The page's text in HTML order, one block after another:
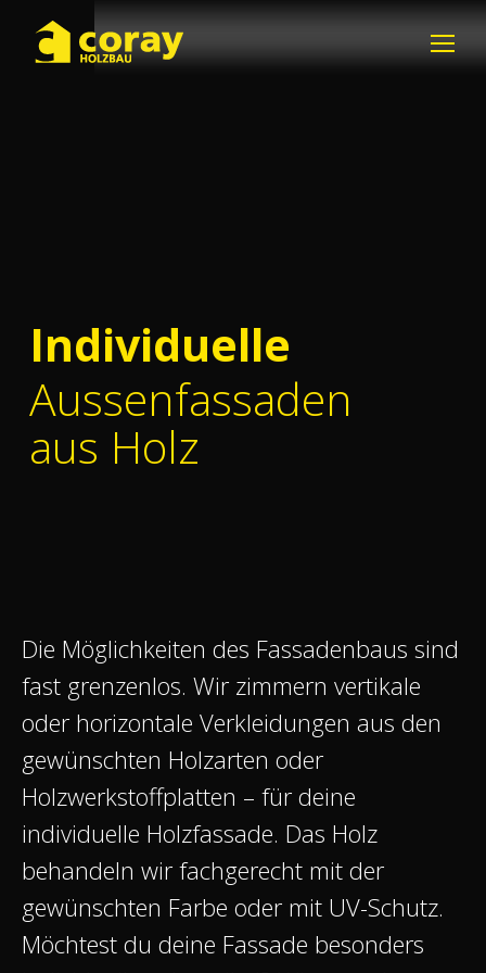
Individuelle
Aussenfassaden
aus Holz
Die Möglichkeiten des Fassadenbaus sind
fast grenzenlos. Wir zimmern vertikale
oder horizontale Verkleidungen aus den
gewünschten Holzarten oder
Holzwerkstoffplatten – für deine
individuelle Holzfassade. Das Holz
behandeln wir fachgerecht mit der
gewünschten Farbe oder mit UV-Schutz.
Möchtest du deine Fassade besonders